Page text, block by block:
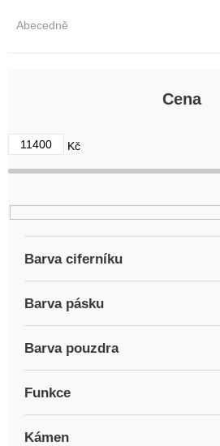
d
u
k
ů
Abecedně
Cena
11400 Kč
Barva ciferníku
Barva pásku
Barva pouzdra
Funkce
Kámen